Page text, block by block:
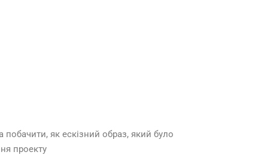
як ескізний образ, який було
проекту